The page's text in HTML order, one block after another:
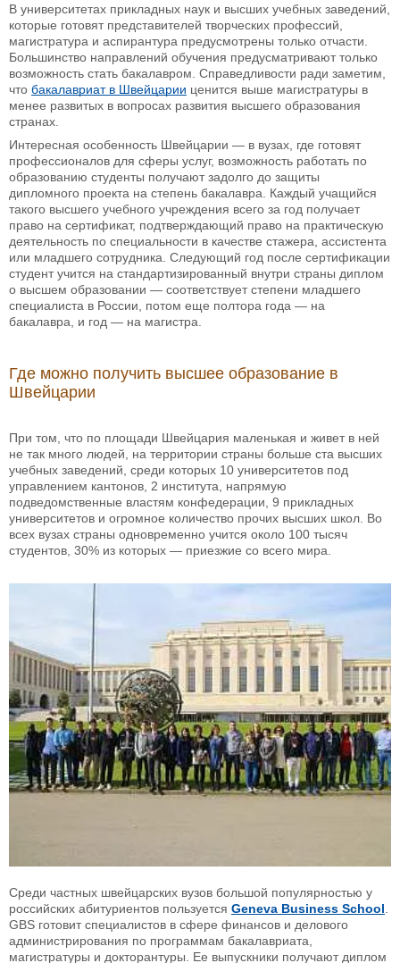
В университетах прикладных наук и высших учебных заведений,
которые готовят представителей творческих профессий,
магистратура и аспирантура предусмотрены только отчасти.
Большинство направлений обучения предусматривают только
возможность стать бакалавром. Справедливости ради заметим,
что бакалавриат в Швейцарии ценится выше магистратуры в
менее развитых в вопросах развития высшего образования
странах.
Интересная особенность Швейцарии — в вузах, где готовят
профессионалов для сферы услуг, возможность работать по
образованию студенты получают задолго до защиты
дипломного проекта на степень бакалавра. Каждый учащийся
такого высшего учебного учреждения всего за год получает
право на сертификат, подтверждающий право на практическую
деятельность по специальности в качестве стажера, ассистента
или младшего сотрудника. Следующий год после сертификации
студент учится на стандартизированный внутри страны диплом
о высшем образовании — соответствует степени младшего
специалиста в России, потом еще полтора года — на
бакалавра, и год — на магистра.
Где можно получить высшее образование в
Швейцарии
При том, что по площади Швейцария маленькая и живет в ней
не так много людей, на территории страны больше ста высших
учебных заведений, среди которых 10 университетов под
управлением кантонов, 2 института, напрямую
подведомственные властям конфедерации, 9 прикладных
университетов и огромное количество прочих высших школ. Во
всех вузах страны одновременно учится около 100 тысяч
студентов, 30% из которых — приезжие со всего мира.
Среди частных швейцарских вузов большой популярностью у
российских абитуриентов пользуется Geneva Business School.
GBS готовит специалистов в сфере финансов и делового
администрирования по программам бакалавриата,
магистратуры и докторантуры. Ее выпускники получают диплом